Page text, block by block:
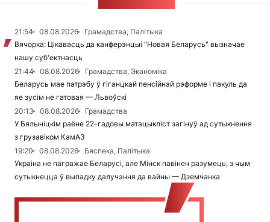
21:54 08.08.2026
Грамадства, Палітыка
Вячорка: Цікавасць да канферэнцыі "Новая Беларусь" вызначае
нашу суб'ектнасць
21:44
08.08.2026
Грамадства, Эканоміка
Беларусь мае патрэбу ў гіганцкай пенсійнай рэформе і пакуль да
яе зусім не гатовая — Львоўскі
20:13
08.08.2026
Грамадства
У Бялыніцкім раёне 22-гадовы матацыкліст загінуў ад сутыкнення
з грузавіком КамАЗ
19:20
08.08.2026
Бяспека, Палітыка
Украіна не пагражае Беларусі, але Мінск павінен разумець, з чым
сутыкнецца ў выпадку далучэння да вайны — Дземчанка